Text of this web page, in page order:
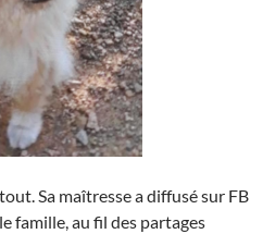
Sa maîtresse a diffusé sur FB
famille, au fil des partages